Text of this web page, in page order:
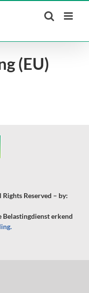
(EU)
Reserved – by:
Belastingdienst erkend